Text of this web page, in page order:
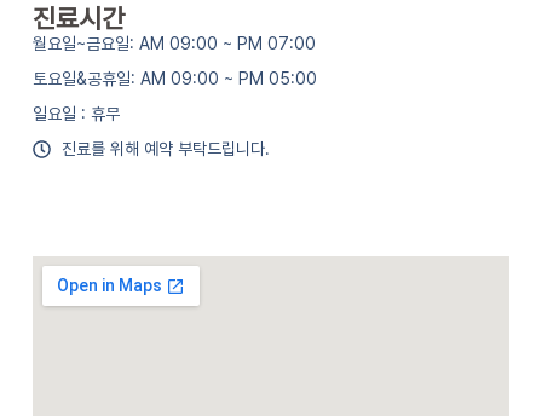
진료시간
월요일~금요일: AM 09:00 ~ PM 07:00
토요일&공휴일: AM 09:00 ~ PM 05:00
일요일 : 휴무
진료를 위해 예약 부탁드립니다.